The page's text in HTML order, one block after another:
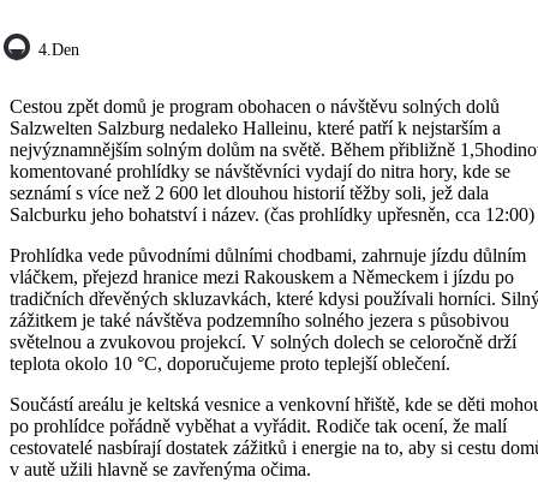
4.den
Cestou zpět domů je program obohacen o návštěvu solných dolů
Salzwelten Salzburg nedaleko Halleinu, které patří k nejstarším a
nejvýznamnějším solným dolům na světě. Během přibližně
komentované prohlídky se návštěvníci vydají do nitra hory, kde se
seznámí s více než 2 600 let dlouhou historií těžby soli, jež dala
Salcburku jeho bohatství i název. (čas prohlídky upřesněn, cca 12:00)
Prohlídka vede původními důlními chodbami, zahrnuje jízdu důlním
vláčkem, přejezd hranice mezi Rakouskem a Německem i jízdu po
tradičních dřevěných skluzavkách, které kdysi používali horníci.
zážitkem je také návštěva podzemního solného jezera s působivou
světelnou a zvukovou projekcí. V solných dolech se celoročně drží
teplota okolo 10 °C, doporučujeme proto teplejší oblečení.
Součástí areálu je keltská vesnice a venkovní hřiště, kde se děti
po prohlídce pořádně vyběhat a vyřádit. Rodiče tak ocení, že malí
cestovatelé nasbírají dostatek zážitků i energie na to, aby si cestu
v autě užili hlavně se zavřenýma očima.